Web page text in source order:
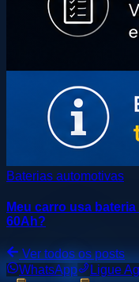
Baterias automotivas
Meu carro usa
60Ah?
Ver todos os posts
WhatsApp
Ligue